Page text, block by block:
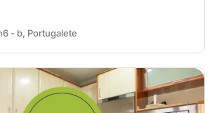
- b, Portugalete